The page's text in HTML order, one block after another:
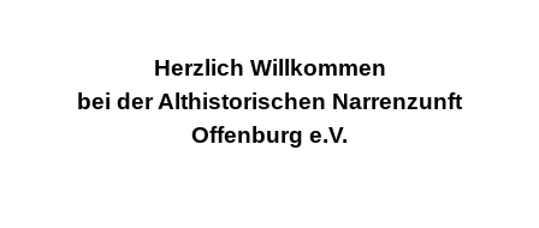
Herzlich Willkommen
bei der Althistorischen Narrenzunft
Offenburg e.V.